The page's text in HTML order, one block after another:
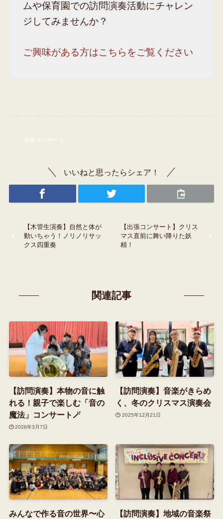
ムや保育園での訪問演奏活動にチャレン
ジしてみませんか？
ご興味がある方はこちらをご覧ください
出張コンサート
いいねと思ったらシェア！
【木管生演奏】自然と体が
動いちゃう！ノリノリサッ
クス四重奏
【出張コンサート】クリス
マス直前に舞い降りた妖
精！
関連記事
【訪問演奏】本物の音に触
れる！親子で楽しむ「音の
魔法」コンサート🪄
2026年3月7日
【訪問演奏】音楽がきらめ
く、冬のクリスマス演奏会
2025年12月21日
みんなで作る音の世界〜心 【訪問演奏】地域の音楽祭